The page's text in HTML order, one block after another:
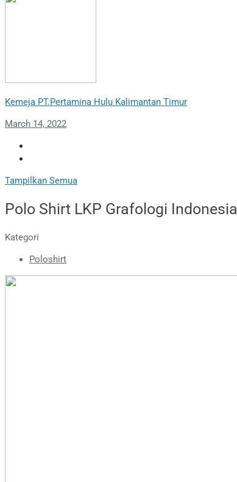
Kemeja PT.Pertamina Hulu Kalimantan Timur
March 14, 2022
Tampilkan Semua
Polo Shirt LKP Grafologi Indonesia
Kategori
Poloshirt